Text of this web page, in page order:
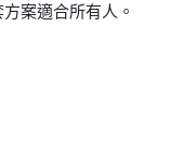
案適合所有人。